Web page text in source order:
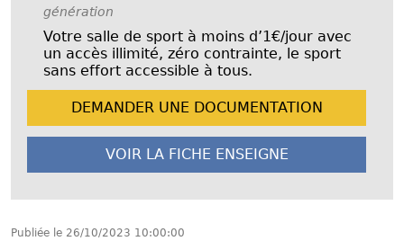
génération
Votre salle de sport à moins d’1€/jour avec
un accès illimité, zéro contrainte, le sport
sans effort accessible à tous.
DEMANDER UNE DOCUMENTATION
VOIR LA FICHE ENSEIGNE
Publiée le 26/10/2023 10:00:00